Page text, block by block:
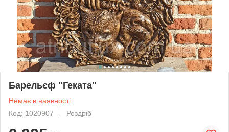
Барельєф "Геката"
Немає в наявності
Код: 1020907
Роздріб